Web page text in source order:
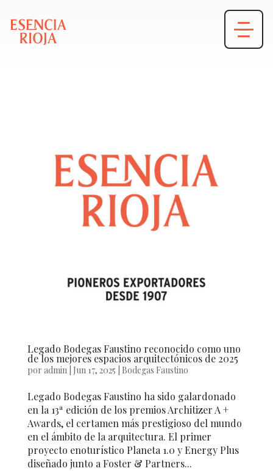
Legado Bodegas Faustino reconocido como uno
de los mejores espacios arquitectónicos de 2025
por admin| Jun 17, 2025 Bodegas Faustino
Legado Bodegas Faustino ha sido galardonado
en la 13ª edición de los premios Architizer A +
Awards, el certamen más prestigioso del mundo
en el ámbito de la arquitectura. El primer
proyecto enoturístico Planeta 1.0 y Energy Plus
diseñado junto a Foster & Partners...